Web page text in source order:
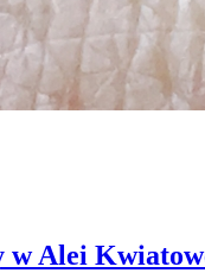
Alei